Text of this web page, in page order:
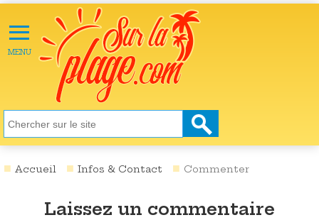
≡
MENU
ACTU
LOISIRS
NATURE
SANTÉ
SOCIÉTÉ
Accueil Infos & Contact Commenter
Laissez un commentaire